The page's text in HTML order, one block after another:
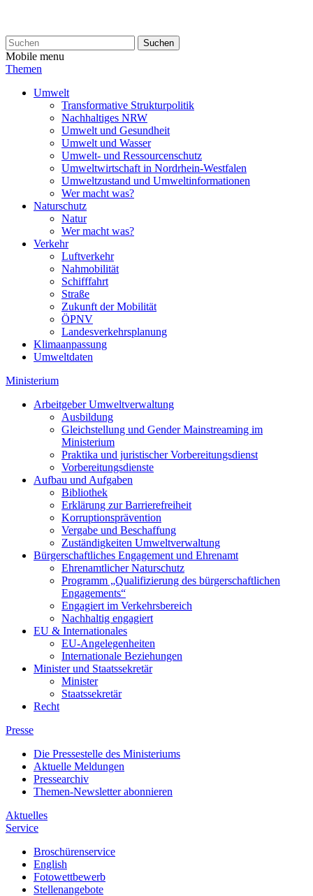
Suchen
Mobile menu
Themen
Umwelt
Transformative Strukturpolitik
Nachhaltiges NRW
Umwelt und Gesundheit
Umwelt und Wasser
Umwelt- und Ressourcenschutz
Umweltwirtschaft in Nordrhein-Westfalen
Umweltzustand und Umweltinformationen
Wer macht was?
Naturschutz
Natur
Wer macht was?
Verkehr
Luftverkehr
Nahmobilität
Schifffahrt
Straße
Zukunft der Mobilität
ÖPNV
Landesverkehrsplanung
Klimaanpassung
Umweltdaten
Ministerium
Arbeitgeber Umweltverwaltung
Ausbildung
Gleichstellung und Gender Mainstreaming im
Ministerium
Praktika und juristischer Vorbereitungsdienst
Vorbereitungsdienste
Aufbau und Aufgaben
Bibliothek
Erklärung zur Barrierefreiheit
Korruptionsprävention
Vergabe und Beschaffung
Zuständigkeiten Umweltverwaltung
Bürgerschaftliches Engagement und Ehrenamt
Ehrenamtlicher Naturschutz
Programm „Qualifizierung des bürgerschaftlichen
Engagements“
Engagiert im Verkehrsbereich
Nachhaltig engagiert
EU & Internationales
EU-Angelegenheiten
Internationale Beziehungen
Minister und Staatssekretär
Minister
Staatssekretär
Recht
Presse
Die Pressestelle des Ministeriums
Aktuelle Meldungen
Pressearchiv
Themen-Newsletter abonnieren
Aktuelles
Service
Broschürenservice
English
Fotowettbewerb
Stellenangebote